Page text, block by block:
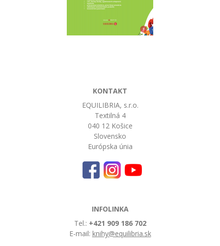
KONTAKT
EQUILIBRIA, s.r.o.
Textilná 4
040 12 Košice
Slovensko
Európska únia
INFOLINKA
Tel.: +421 909 186 702
E-mail: knihy@equilibria.sk